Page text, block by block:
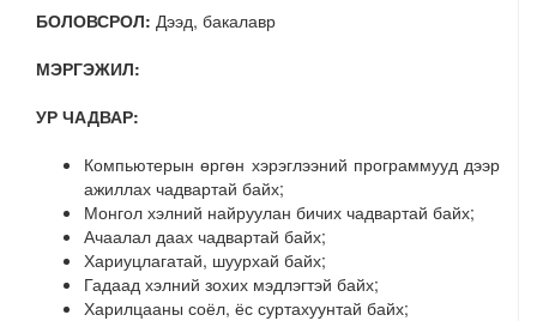
БОЛОВСРОЛ: Дээд, бакалавр
МЭРГЭЖИЛ:
УР ЧАДВАР:
Компьютерын өргөн хэрэглээний программууд дээр
ажиллах чадвартай байх;
Монгол хэлний найруулан бичих чадвартай байх;
Ачаалал даах чадвартай байх;
Хариуцлагатай, шуурхай байх;
Гадаад хэлний зохих мэдлэгтэй байх;
Харилцааны соёл, ёс суртахуунтай байх;